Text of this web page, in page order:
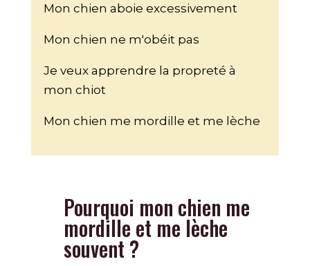
Mon chien aboie excessivement
Mon chien ne m'obéit pas
Je veux apprendre la propreté à
mon chiot
Mon chien me mordille et me lèche
Pourquoi mon chien me
mordille et me lèche
souvent ?